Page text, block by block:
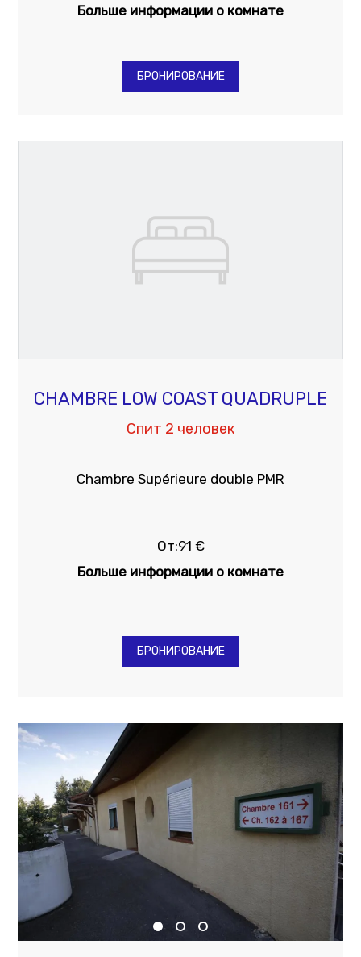
Больше информации о комнате
БРОНИРОВАНИЕ
CHAMBRE LOW COAST QUADRUPLE
Спит 2 человек
Chambre Supérieure double PMR
От:91 €
Больше информации о комнате
БРОНИРОВАНИЕ